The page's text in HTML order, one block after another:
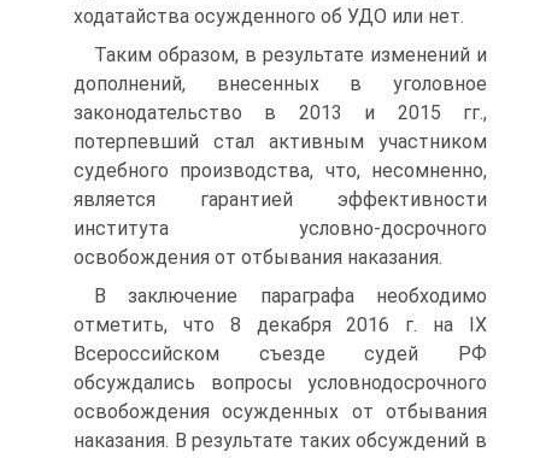
ходатайства осужденного об УДО или нет.
Таким образом, в результате изменений и
дополнений, внесенных в уголовное
законодательство в 2013 и 2015 гг.,
потерпевший стал активным участником
судебного производства, что, несомненно,
является гарантией эффективности
института условно-досрочного
освобождения от отбывания наказания.
В заключение параграфа необходимо
отметить, что 8 декабря 2016 г. на IX
Всероссийском съезде судей РФ
обсуждались вопросы условно­досрочного
освобождения осужденных от отбывания
наказания. В результате таких обсуждений в